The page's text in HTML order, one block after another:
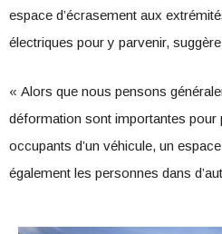
espace d’écrasement aux
électriques pour y parvenir,
« Alors que nous pensons
déformation sont importantes pour
occupants d’un véhicule, un
également les personnes dans